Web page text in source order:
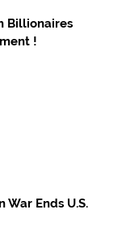
Billionaires
!
Ends U.S.